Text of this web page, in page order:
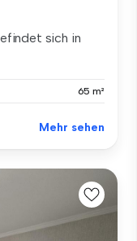
sich in
65 m²
Mehr sehen